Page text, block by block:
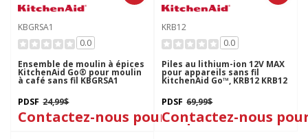
KBGRSA1
0.0
Ensemble de moulin à épices
KitchenAid Go® pour moulin
à café sans fil KBGRSA1
PDSF 24,99$
Contactez-nous pour le prix
KRB12
0.0
Piles au lithium-ion 12V MAX
pour appareils sans fil
KitchenAid Go™, KRB12 KRB12
PDSF 69,99$
Contactez-nous